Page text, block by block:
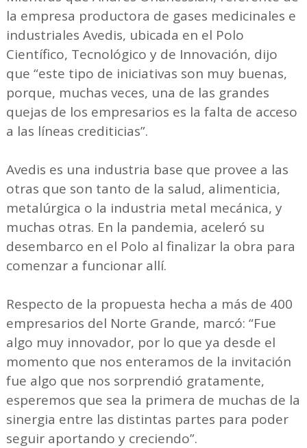
la empresa productora de gases medicinales e
industriales Avedis, ubicada en el Polo
Científico, Tecnológico y de Innovación, dijo
que “este tipo de iniciativas son muy buenas,
porque, muchas veces, una de las grandes
quejas de los empresarios es la falta de acceso
a las líneas crediticias”.
Avedis es una industria base que provee a las
otras que son tanto de la salud, alimenticia,
metalúrgica o la industria metal mecánica, y
muchas otras. En la pandemia, aceleró su
desembarco en el Polo al finalizar la obra para
comenzar a funcionar allí.
Respecto de la propuesta hecha a más de 400
empresarios del Norte Grande, marcó: “Fue
algo muy innovador, por lo que ya desde el
momento que nos enteramos de la invitación
fue algo que nos sorprendió gratamente,
esperemos que sea la primera de muchas de la
sinergia entre las distintas partes para poder
seguir aportando y creciendo”.